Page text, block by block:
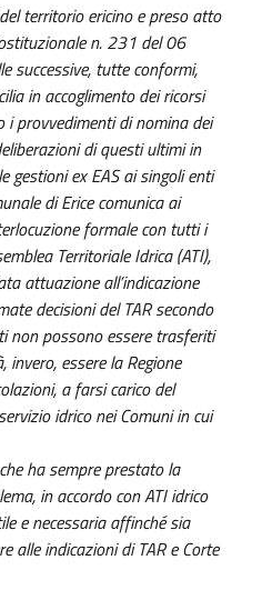
territorio ericino e preso atto
n. 231 del 06
successive, tutte conformi,
in accoglimento dei ricorsi
i provvedimenti di nomina dei
di questi ultimi in
gestioni ex EAS ai singoli enti
di Erice comunica ai
formale con tutti i
Territoriale Idrica (ATI),
attuazione all’indicazione
decisioni del TAR secondo
non possono essere trasferiti
invero, essere la Regione
a farsi carico del
idrico nei Comuni in cui
ha sempre prestato la
in accordo con ATI idrico
e necessaria affinché sia
alle indicazioni di TAR e Corte